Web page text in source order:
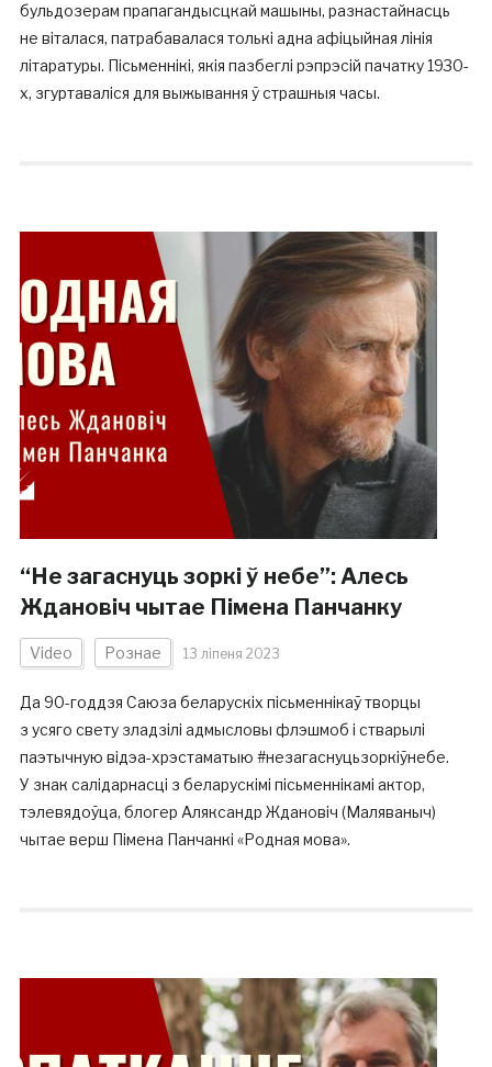
бульдозерам прапагандысцкай машыны, разнастайнасць
не віталася, патрабавалася толькі адна афіцыйная лінія
літаратуры. Пісьменнікі, якія пазбеглі рэпрэсій пачатку 1930-
х, згуртаваліся для выжывання ў страшныя часы.
“Не загаснуць зоркі ў небе”: Алесь
Ждановіч чытае Пімена Панчанку
Video Рознае 13 ліпеня 2023
Да 90-годдзя Саюза беларускіх пісьменнікаў творцы
з усяго свету зладзілі адмысловы флэшмоб і стварылі
паэтычную відэа-хрэстаматыю #незагаснуцьзоркіўнебе.
У знак салідарнасці з беларускімі пісьменнікамі актор,
тэлевядоўца, блогер Аляксандр Ждановіч (Маляваныч)
чытае верш Пімена Панчанкі «Родная мова».